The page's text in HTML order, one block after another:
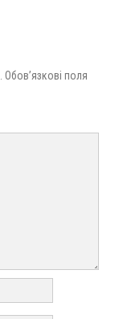
Обов’язкові поля